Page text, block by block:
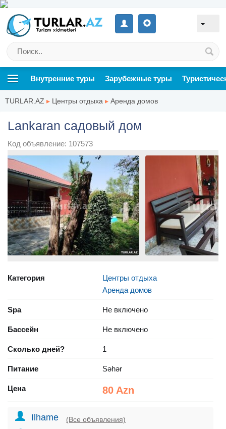
Внутренние туры Зарубежные туры
TURLAR.AZ ▸ Центры отдыха ▸ Аренда домов
Lankaran садовый дом
Код объявление: 107573
Категория
Центры отдыха
Аренда домов
Spa Не включено
Бассейн Не включено
Сколько дней? 1
Питание Səhər
Цена 80 Azn
Ilhame (Все объявления)